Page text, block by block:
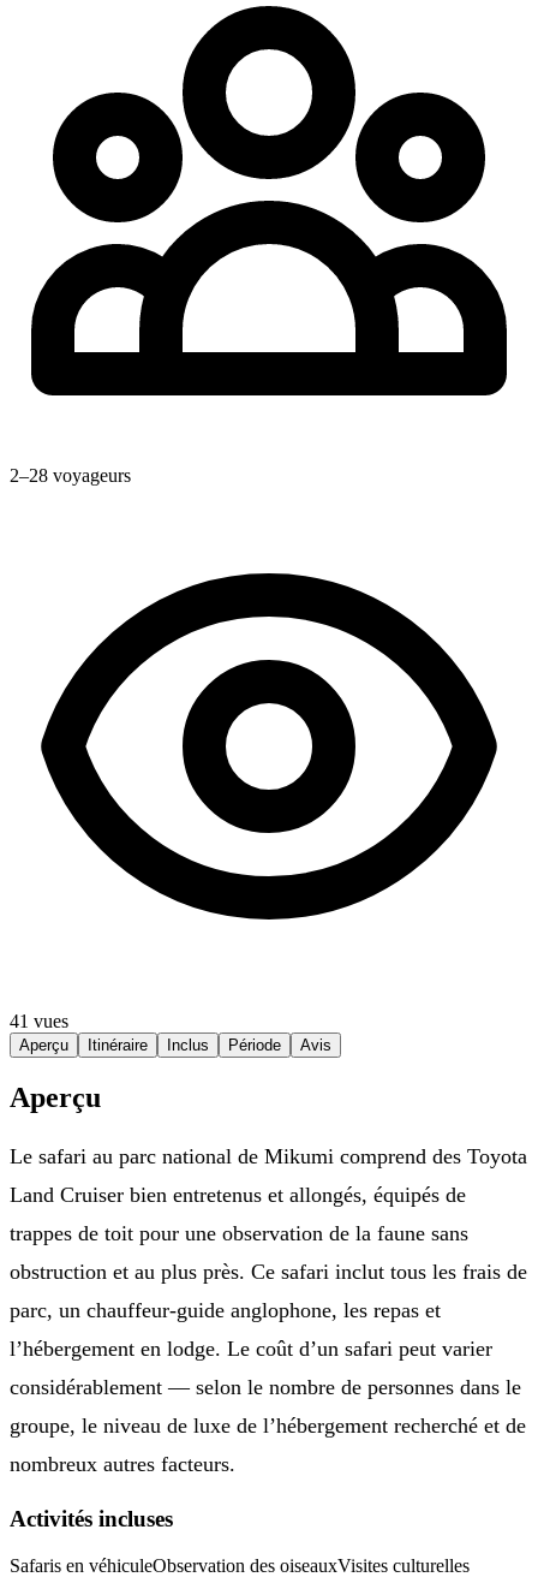
2–28 voyageurs
41 vues
Aperçu Itinéraire Inclus Période Avis
Aperçu
Le safari au parc national de Mikumi comprend des Toyota
Land Cruiser bien entretenus et allongés, équipés de
trappes de toit pour une observation de la faune sans
obstruction et au plus près. Ce safari inclut tous les frais de
parc, un chauffeur-guide anglophone, les repas et
l’hébergement en lodge. Le coût d’un safari peut varier
considérablement — selon le nombre de personnes dans le
groupe, le niveau de luxe de l’hébergement recherché et de
nombreux autres facteurs.
Activités incluses
Safaris en véhiculeObservation des oiseauxVisites culturelles